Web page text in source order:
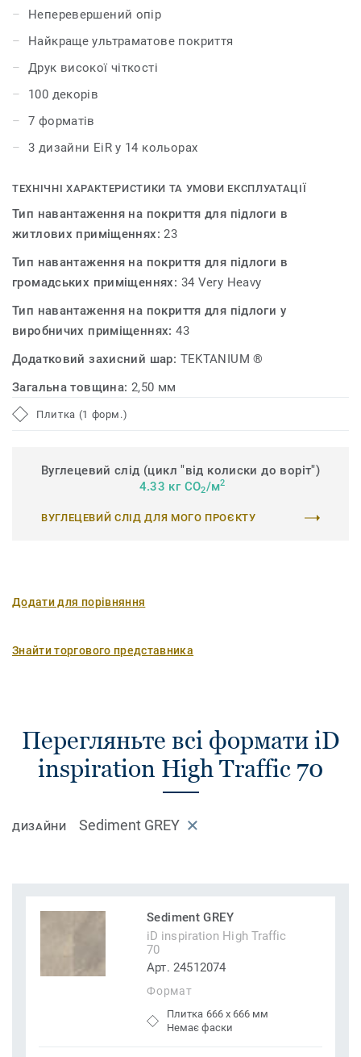
гармонійного інтер'єру. Колекція iD Inspiration HT 70
було розроблено для приміщень із високим трафіком.
Покриття витримує великі навантаження і вдавлення,
забезпечуючи максимальну стійкість як до статичних,
Неперевершений опір
Найкраще ультраматове покриття
Друк високої чіткості
100 декорів
7 форматів
3 дизайни EiR у 14 кольорах
ТЕХНІЧНІ ХАРАКТЕРИСТИКИ ТА УМОВИ ЕКСПЛУАТАЦІЇ
Тип навантаження на покриття для підлоги в
житлових приміщеннях:23
Тип навантаження на покриття для підлоги в
громадських приміщеннях: 34 Very Heavy
Тип навантаження на покриття для підлоги у
виробничих приміщеннях:43
Додатковий захисний шар: TEKTANIUM ®
Загальна товщина: 2,50 мм
Плитка (1 форм.)
Вуглецевий слід (цикл "від колиски до воріт")
4.33 кг CO2/м2
ВУГЛЕЦЕВИЙ СЛІД ДЛЯ МОГО ПРОЄКТУ
Додати для порівняння
Знайти торгового представника
Перегляньте всі формати iD
inspiration High Traffic 70
ДИЗАЙНИ Sediment GREY
Sediment GREY
iD inspiration High Traffic
70
Арт. 24512074
Формат
Плитка 666 x 666 мм
Немає фаски